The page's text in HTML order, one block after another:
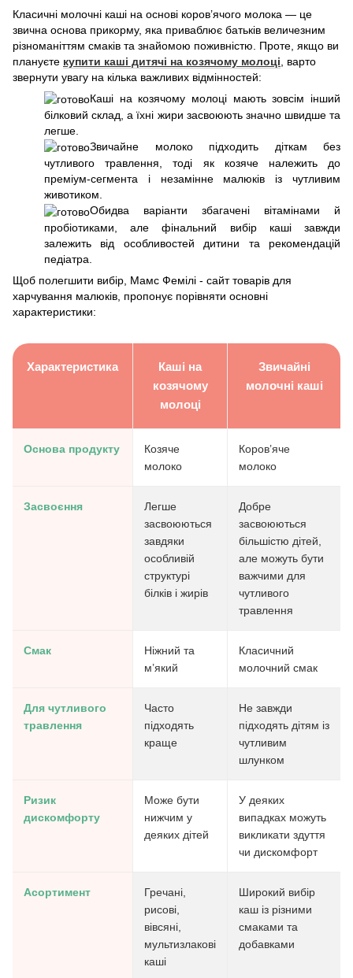
Класичні молочні каші на основі коров’ячого молока — це
звична основа прикорму, яка приваблює батьків величезним
різноманіттям смаків та знайомою поживністю. Проте, якщо ви
плануєте купити каші дитячі на козячому молоці , варто
звернути увагу на кілька важливих відмінностей:
Каші на козячому молоці мають зовсім інший
білковий склад, а їхні жири засвоюють значно швидше та
легше.
Звичайне молоко підходить діткам без
чутливого травлення, тоді як козяче належить до
преміум-сегмента і незамінне малюків із чутливим
животиком.
Обидва варіанти збагачені вітамінами й
пробіотиками, але фінальний вибір каші завжди
залежить від особливостей дитини та рекомендацій
педіатра.
Щоб полегшити вибір, Мамс Фемілі - сайт товарів для
харчування малюків, пропонує порівняти основні
характеристики:
Характеристика
Каші на
козячому
молоці
Звичайні
молочні каші
Основа продукту
Козяче
молоко
Коров’яче
молоко
Засвоєння
Легше
засвоюються
завдяки
особливій
структурі
білків і жирів
Добре
засвоюються
більшістю дітей,
але можуть бути
важчими для
чутливого
травлення
Смак
Ніжний та
м’який
Класичний
молочний смак
Для чутливого
травлення
Часто
підходять
краще
Не завжди
підходять дітям із
чутливим
шлунком
Ризик
дискомфорту
Може бути
нижчим у
деяких дітей
У деяких
випадках можуть
викликати здуття
чи дискомфорт
Асортимент
Гречані,
рисові,
вівсяні,
мультизлакові
каші
Широкий вибір
каш із різними
смаками та
добавками